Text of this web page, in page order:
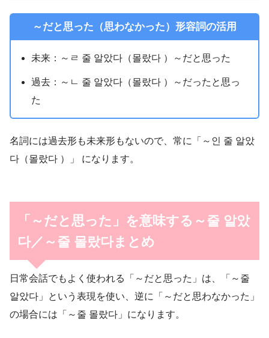
～だと思った（思わなかった）形容詞の活用
未来：～ㄹ 줄 알았다（몰랐다 ）～だと思った
過去：～ㄴ 줄 알았다（몰랐다 ）～だったと思っ
た
名詞には過去形も未来形もないので、常に「～인 줄 알았
다（몰랐다 ）」 になります。
「～だと思った」を意味する～줄 알았
다／～줄 몰랐다まとめ
日常会話でもよく使われる「～だと思った」は、「～줄
알았다」という表現を使い、逆に「～だと思わなかった」
の場合には「～줄 몰랐다」になります。